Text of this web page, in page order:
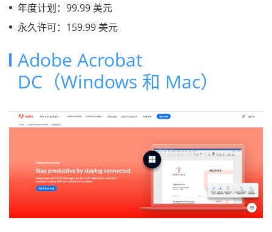
年度计划：99.99 美元
永久许可：159.99 美元
Adobe Acrobat
DC（Windows 和 Mac）